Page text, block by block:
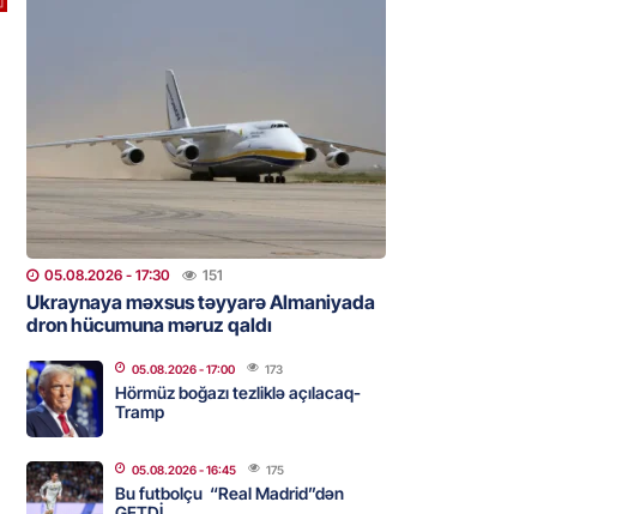
buraxılış həcmini üç dəfəyə yaxın
05.08.2026- 16:59 173
İDMAN
Bu futbolçu “Real Madrid”dən GETDİ
05.08.2026- 16:45 175
DÜNYA
Türkiyə HHQ-nin ilk qadın generalı oldu
05.08.2026- 16:30 177
Metroya və universitetlərə yaxın ev
axtaranların diqqətinə: Kirayə
05.08.2026 - 17:30 151
Ukraynaya məxsus təyyarə Almaniyada
dron hücumuna məruz qaldı
05.08.2026- 17:00 173
Hörmüz boğazı tezliklə açılacaq-
Tramp
05.08.2026- 16:45 175
Bu futbolçu “Real Madrid”dən